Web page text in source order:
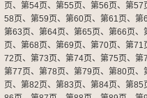
页、 第54页、 第55页、 第56页、 第57
58页、 第59页、 第60页、 第61页、 第
第63页、 第64页、 第65页、 第66页、
页、 第68页、 第69页、 第70页、 第71
72页、 第73页、 第74页、 第75页、 第
第77页、 第78页、 第79页、 第80页、
页、 第82页、 第83页、 第84页、 第85